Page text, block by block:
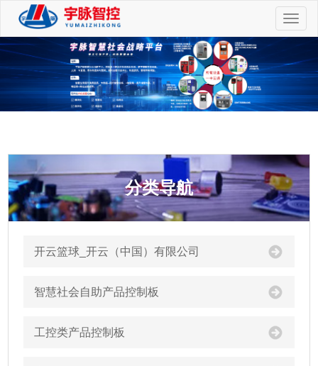
切
换
航
分类导航
开云篮球_开云（中国）有限公司
智慧社会自助产品控制板
工控类产品控制板